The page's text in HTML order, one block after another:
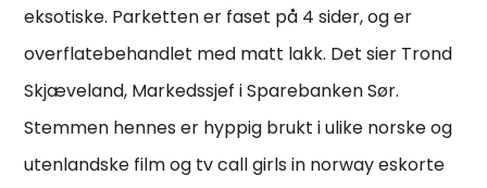
ekso­tiske. Parketten er faset på 4 sider, og er
overflatebehandlet med matt lakk. Det sier Trond
Skjæveland, Markedssjef i Sparebanken Sør.
Stemmen hennes er hyppig brukt i ulike norske og
utenlandske film og tv call girls in norway eskorte